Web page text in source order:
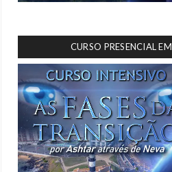
CURSO PRESENCIAL